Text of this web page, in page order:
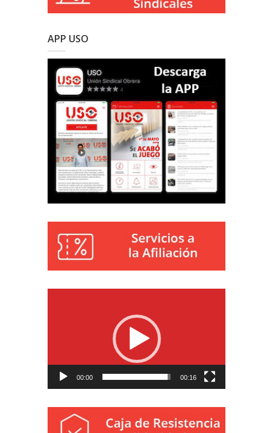
APP USO
00:00 00:16